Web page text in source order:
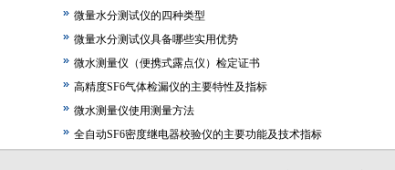
微量水分测试仪的四种类型
微量水分测试仪具备哪些实用优势
微水测量仪（便携式露点仪）检定证书
高精度SF6气体检漏仪的主要特性及指标
微水测量仪使用测量方法
全自动SF6密度继电器校验仪的主要功能及技术指标